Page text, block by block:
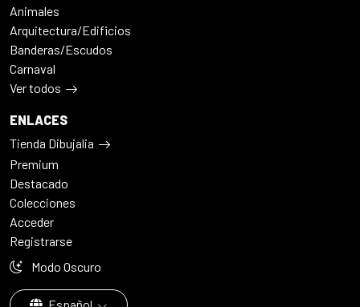
Animales
Arquitectura/Edificios
Banderas/Escudos
Carnaval
Ver todos
ENLACES
Tienda Dibujalia
Premium
Destacado
Colecciones
Acceder
Registrarse
Modo Oscuro
Español